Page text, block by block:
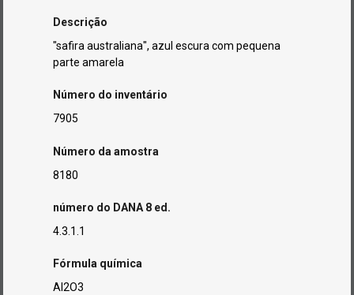
Descrição
"safira australiana", azul escura com pequena
parte amarela
Número do inventário
7905
Número da amostra
8180
número do DANA 8 ed.
4.3.1.1
Fórmula química
Al2O3